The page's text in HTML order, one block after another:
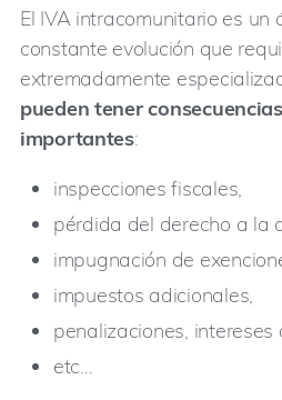
El IVA intracomunitario es un
constante evolución que
extremadamente
pueden tener
importantes:
inspecciones fiscales,
pérdida del derecho a la
impugnación de
impuestos adicionales,
penalizaciones, intereses
etc…